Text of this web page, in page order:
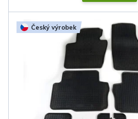
Český výrobek